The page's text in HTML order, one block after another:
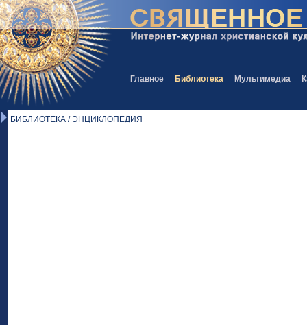
Главное Библиотека Мультимедиа
БИБЛИОТЕКА / ЭНЦИКЛОПЕДИЯ